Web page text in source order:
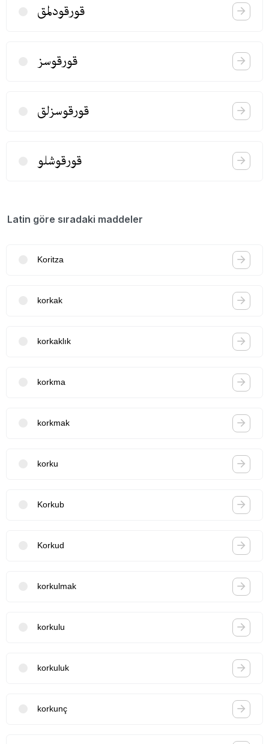
قورقودلمق
قورقوسز
قورقوسزلق
قورقوشلو
Latin göre sıradaki maddeler
Koritza
korkak
korkaklık
korkma
korkmak
korku
Korkub
Korkud
korkulmak
korkulu
korkuluk
korkunç